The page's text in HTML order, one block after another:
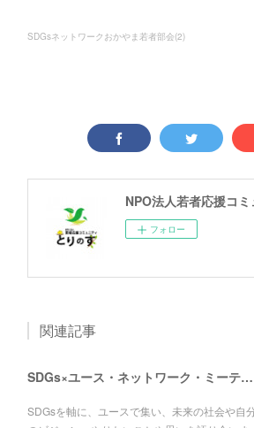
SDGsネットワークおかやま若者部会(2)
NPO法人若者応援コ
フォロー
関連記事
SDGs×ユース・ネットワーク・ミーティングを開催します。
SDGsを軸に、ユースで集い、未来の社会や自